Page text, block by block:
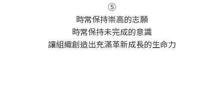
⑤
時常保持崇高的志願
時常保持未完成的意識
讓組織創造出充滿革新成長的生命力